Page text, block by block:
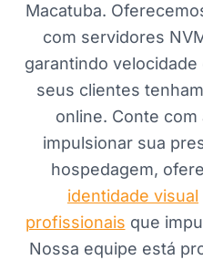
Macatuba.
com servidores
garantindo
seus clientes
online. Conte com
impulsionar sua
hospedagem,
identidade visual
profissionais que
Nossa equipe está